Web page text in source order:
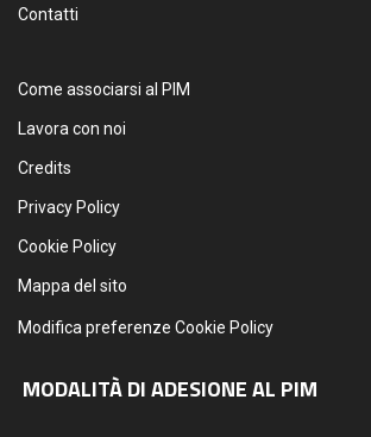
Contatti
Come associarsi al PIM
Lavora con noi
Credits
Privacy Policy
Cookie Policy
Mappa del sito
Modifica preferenze Cookie Policy
MODALITÀ DI ADESIONE AL PIM